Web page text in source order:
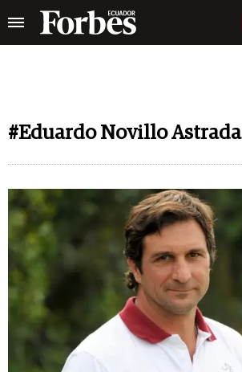
#Eduardo Novillo Astrada